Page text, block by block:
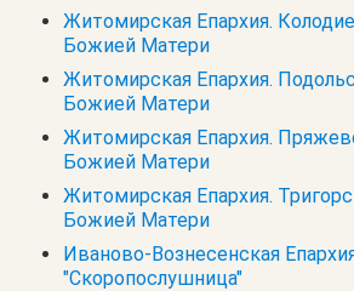
Житомирская Епархия.
Божией Матери
Житомирская Епархия.
Божией Матери
Житомирская Епархия.
Божией Матери
Житомирская Епархия.
Божией Матери
Иваново-Вознесенская
"Скоропослушница"